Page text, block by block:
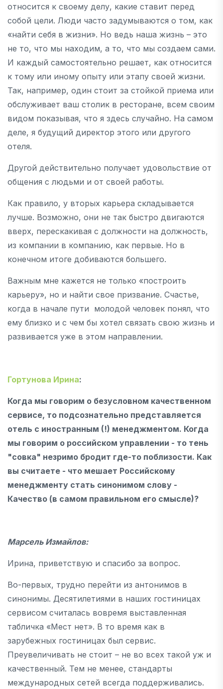
относится к своему делу, какие ставит перед
собой цели. Люди часто задумываются о том, как
«найти себя в жизни». Но ведь наша жизнь – это
не то, что мы находим, а то, что мы создаем сами.
И каждый самостоятельно решает, как относится
к тому или иному опыту или этапу своей жизни.
Так, например, один стоит за стойкой приема или
обслуживает ваш столик в ресторане, всем своим
видом показывая, что я здесь случайно. На самом
деле, я будущий директор этого или другого
отеля.
Другой действительно получает удовольствие от
общения с людьми и от своей работы.
Как правило, у вторых карьера складывается
лучше. Возможно, они не так быстро двигаются
вверх, перескакивая с должности на должность,
из компании в компанию, как первые. Но в
конечном итоге добиваются большего.
Важным мне кажется не только «построить
карьеру», но и найти свое призвание. Счастье,
когда в начале пути молодой человек понял, что
ему близко и с чем бы хотел связать свою жизнь и
развивается уже в этом направлении.
Гортунова Ирина:
Когда мы говорим о безусловном качественном
сервисе, то подсознательно представляется
отель с иностранным (!) менеджментом. Когда
мы говорим о российском управлении - то тень
"совка" незримо бродит где-то поблизости. Как
вы считаете - что мешает Российскому
менеджменту стать синонимом слову -
Качество (в самом правильном его смысле)?
Марсель Измайлов:
Ирина, приветствую и спасибо за вопрос.
Во-первых, трудно перейти из антонимов в
синонимы. Десятилетиями в наших гостиницах
сервисом считалась вовремя выставленная
табличка «Мест нет». В то время как в
зарубежных гостиницах был сервис.
Преувеличивать не стоит – не во всех такой уж и
качественный. Тем не менее, стандарты
международных сетей всегда поддерживались.